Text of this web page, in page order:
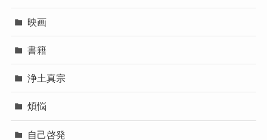
映画
書籍
浄土真宗
煩悩
自己啓発